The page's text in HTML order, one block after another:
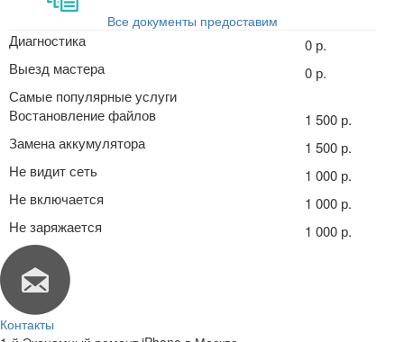
Все документы предоставим
Диагностика
0 р.
Выезд мастера
0 р.
Самые популярные услуги
Востановление файлов
1 500 р.
Замена аккумулятора
1 500 р.
Не видит сеть
1 000 р.
Не включается
1 000 р.
Не заряжается
1 000 р.
Контакты